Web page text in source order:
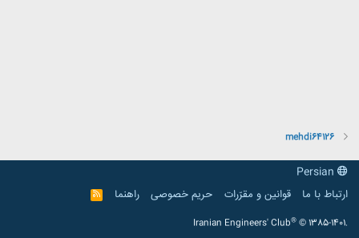
mehdi64126
ارتباط با ما
قوانین و مقرّرات حریم خصوصی راهنما
R
S
Iranian Engineers' Club® © 1385-1401.